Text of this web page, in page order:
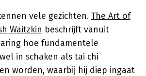
vele gezichten. The Art of
Waitzkin beschrijft vanuit
hoe fundamentele
in schaken als tai chi
worden, waarbij hij diep ingaat